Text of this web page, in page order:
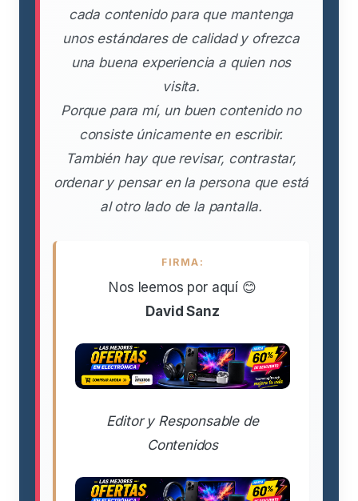
cada contenido para que mantenga
unos estándares de calidad y ofrezca
una buena experiencia a quien nos
visita.
Porque para mí, un buen contenido no
consiste únicamente en escribir.
También hay que revisar, contrastar,
ordenar y pensar en la persona que está
al otro lado de la pantalla.
FIRMA:
Nos leemos por aquí 😊
David Sanz
Editor y Responsable de
Contenidos